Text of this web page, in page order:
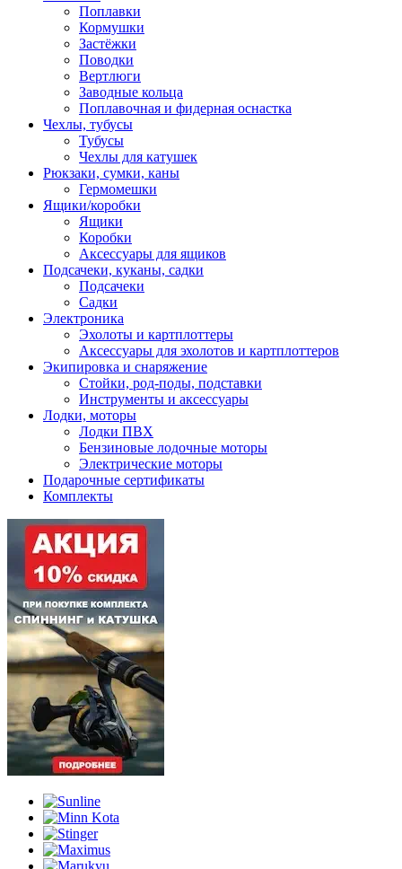
Поплавки
Кормушки
Застёжки
Поводки
Вертлюги
Заводные кольца
Поплавочная и фидерная оснастка
Чехлы, тубусы
Тубусы
Чехлы для катушек
Рюкзаки, сумки, каны
Гермомешки
Ящики/коробки
Ящики
Коробки
Аксессуары для ящиков
Подсачеки, куканы, садки
Подсачеки
Садки
Электроника
Эхолоты и картплоттеры
Аксессуары для эхолотов и картплоттеров
Экипировка и снаряжение
Стойки, род-поды, подставки
Инструменты и аксессуары
Лодки, моторы
Лодки ПВХ
Бензиновые лодочные моторы
Электрические моторы
Подарочные сертификаты
Комплекты